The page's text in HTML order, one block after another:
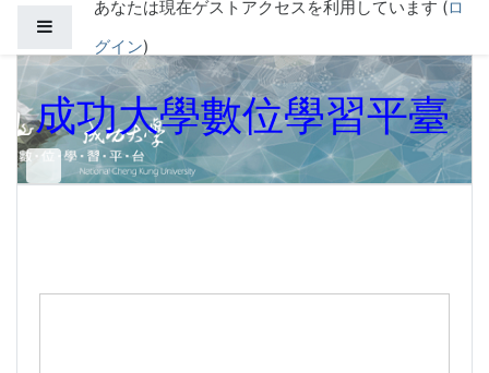
メインコンテンツへスキップする
あなたは現在ゲストアクセスを利用しています (ロ
グイン)
成功大學數位學習平臺